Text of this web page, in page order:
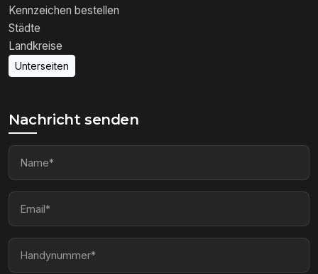
Kennzeichen bestellen
Städte
Landkreise
Unterseiten
Nachricht senden